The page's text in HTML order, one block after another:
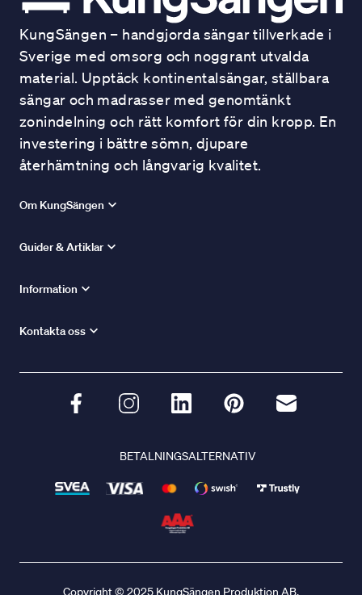
KungSängen – handgjorda sängar tillverkade i
Sverige med omsorg och noggrant utvalda
material. Upptäck kontinentalsängar, ställbara
sängar och madrasser med genomtänkt
zonindelning och rätt komfort för din kropp. En
investering i bättre sömn, djupare
återhämtning och långvarig kvalitet.
Om KungSängen
Guider & Artiklar
Information
Kontakta oss
BETALNINGSALTERNATIV
Copyright © 2025 KungSängen Produktion AB.